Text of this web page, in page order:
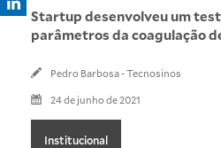
Startup desenvolveu um
parâmetros da coagulação
Pedro Barbosa - Tecnosinos
24 de junho de 2021
Institucional